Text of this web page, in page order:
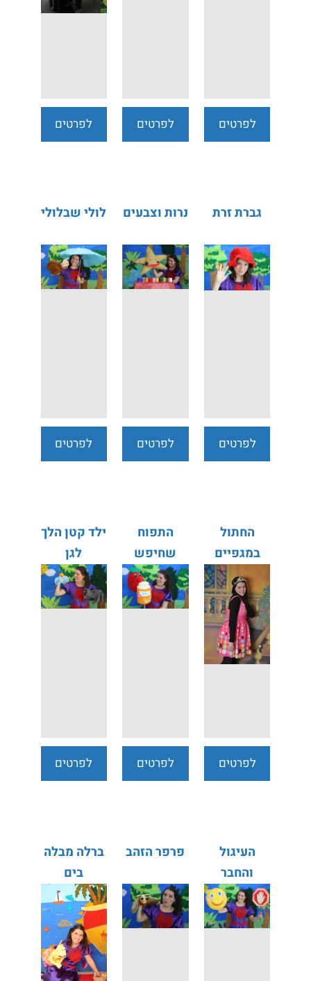
לפרטים
לפרטים
לפרטים
גברת זרת
לפרטים
נרות וצבעים
לפרטים
לולי שבלולי
לפרטים
החתול
במגפיים
לפרטים
התפוח
שחיפש
דבש
לפרטים
ילד קטן הלך
לגן
לפרטים
העיגול
והחבר
פרפר הזהב
ברלה מבלה
בים